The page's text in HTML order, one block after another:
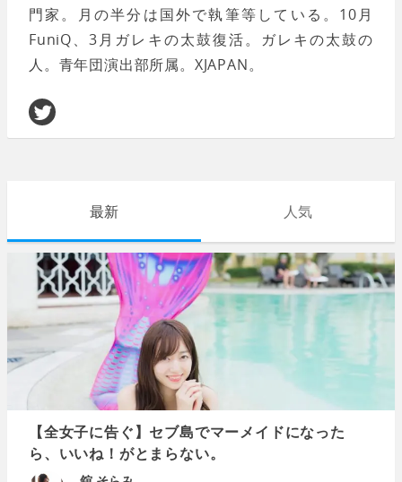
門家。月の半分は国外で執筆等している。10月
FuniQ、3月ガレキの太鼓復活。ガレキの太鼓の
人。青年団演出部所属。XJAPAN。
最新 人気
【全女子に告ぐ】セブ島でマーメイドになった
ら、いいね！がとまらない。